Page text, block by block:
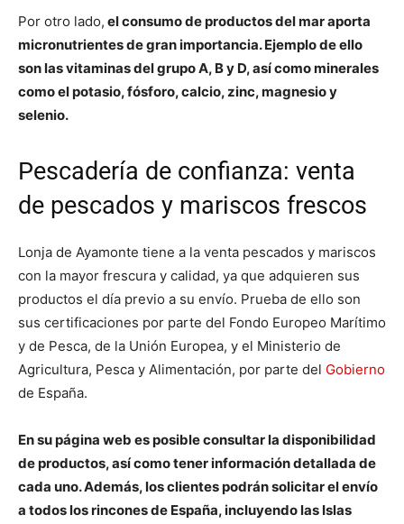
Por otro lado, el consumo de productos del mar aporta
micronutrientes de gran importancia. Ejemplo de ello
son las vitaminas del grupo A, B y D, así como minerales
como el potasio, fósforo, calcio, zinc, magnesio y
selenio.
Pescadería de confianza: venta
de pescados y mariscos frescos
Lonja de Ayamonte tiene a la venta pescados y mariscos
con la mayor frescura y calidad, ya que adquieren sus
productos el día previo a su envío. Prueba de ello son
sus certificaciones por parte del Fondo Europeo Marítimo
y de Pesca, de la Unión Europea, y el Ministerio de
Agricultura, Pesca y Alimentación, por parte del Gobierno
de España.
En su página web es posible consultar la disponibilidad
de productos, así como tener información detallada de
cada uno. Además, los clientes podrán solicitar el envío
a todos los rincones de España, incluyendo las Islas